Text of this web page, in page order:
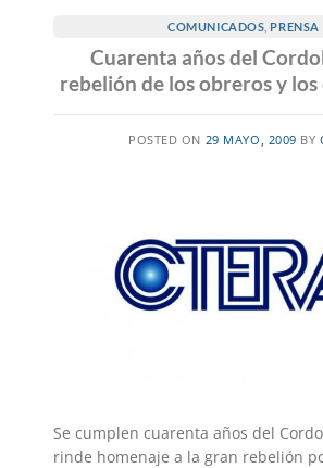
COMUNICADOS ,PRENSA
Cuarenta años del
rebelión de los obreros y
POSTED ON 29 MAYO, 2009 BY
Se cumplen cuarenta años del
rinde homenaje a la gran rebelión